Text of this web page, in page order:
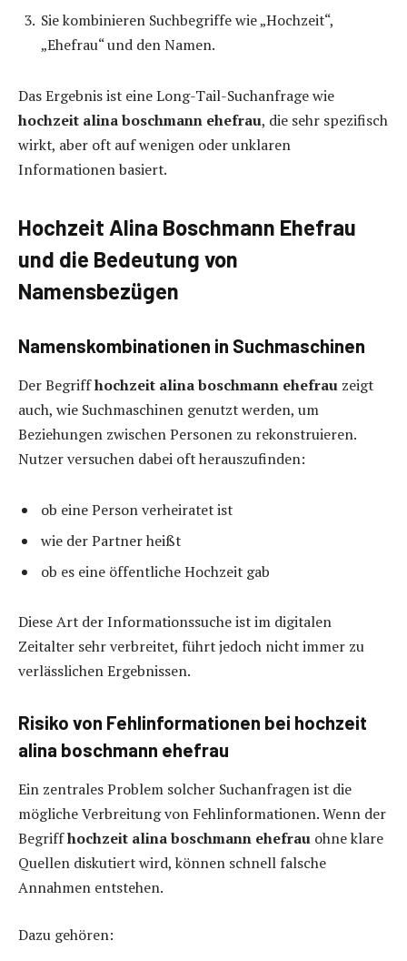
Sie kombinieren Suchbegriffe wie „Hochzeit“,
„Ehefrau“ und den Namen.
Das Ergebnis ist eine Long-Tail-Suchanfrage wie
hochzeit alina boschmann ehefrau, die sehr spezifisch
wirkt, aber oft auf wenigen oder unklaren
Informationen basiert.
Hochzeit Alina Boschmann Ehefrau
und die Bedeutung von
Namensbezügen
Namenskombinationen in Suchmaschinen
Der Begriffhochzeit alina boschmann ehefrau zeigt
auch, wie Suchmaschinen genutzt werden, um
Beziehungen zwischen Personen zu rekonstruieren.
Nutzer versuchen dabei oft herauszufinden:
ob eine Person verheiratet ist
wie der Partner heißt
ob es eine öffentliche Hochzeit gab
Diese Art der Informationssuche ist im digitalen
Zeitalter sehr verbreitet, führt jedoch nicht immer zu
verlässlichen Ergebnissen.
Risiko von Fehlinformationen bei hochzeit
alina boschmann ehefrau
Ein zentrales Problem solcher Suchanfragen ist die
mögliche Verbreitung von Fehlinformationen. Wenn der
Begriffhochzeit alina boschmann ehefrau ohne klare
Quellen diskutiert wird, können schnell falsche
Annahmen entstehen.
Dazu gehören: